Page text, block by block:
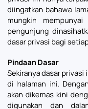
diingatkan bahawa
mungkin
pengunjung
dasar privasi bagi
Pindaan Dasar
Sekiranya dasar privasi
di halaman ini.
akan dikemas kini
digunakan dan